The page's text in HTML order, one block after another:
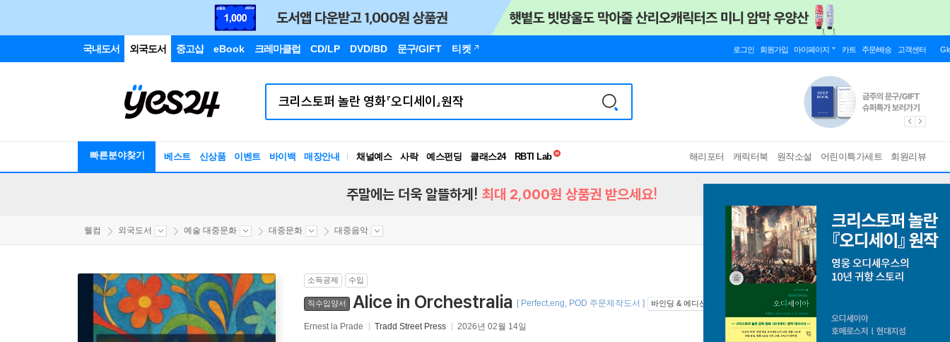
국내도서 외국도서 중고샵 eBook 크레마클럽 CD/LP DVD/BD 문구/GIFT 티켓 로그인 회원가입 마이페이지 카트 주문/배송 고객센터
빠른분야찾기 베스트 신상품 이벤트 바이백 매장안내 채널예스 사락 예스펀딩 클래스24
독서유형검사
해리포터 캐릭터북 원작소설 어린이특가세트 회원리뷰
주말에는 더욱 알뜰하게! 최대 2,000원 상품권 받으세요!
웰컴 외국도서 예술 대중문화 대중문화 대중음악
소득공제 수입
직수입양서 Alice in Orchestralia [ Perfect,eng, POD 주문제작도서 ] 바인딩 & 에디션 안내
Ernest la Prade Tradd Street Press 2026년 02월 14일